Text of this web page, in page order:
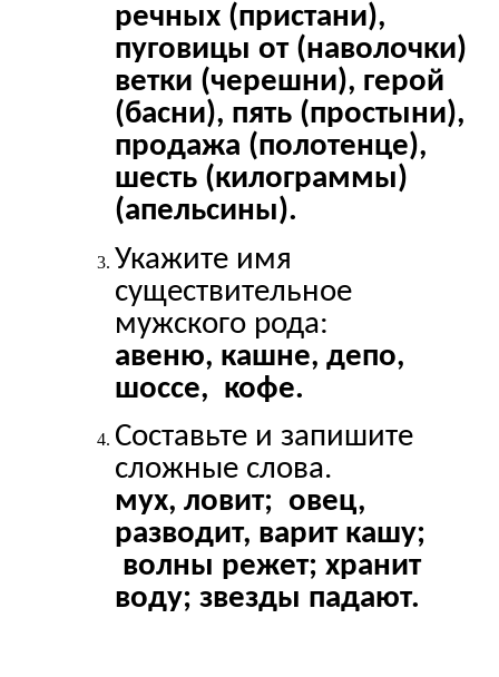
речных (пристани),
пуговицы от (наволочки)
ветки (черешни), герой
(басни), пять (простыни),
продажа (полотенце),
шесть (килограммы)
(апельсины).
Укажите имя
существительное
мужского рода:
авеню, кашне, депо,
шоссе, кофе.
Составьте и запишите
сложные слова.
мух, ловит; овец,
разводит, варит кашу;
волны режет; хранит
воду; звезды падают.